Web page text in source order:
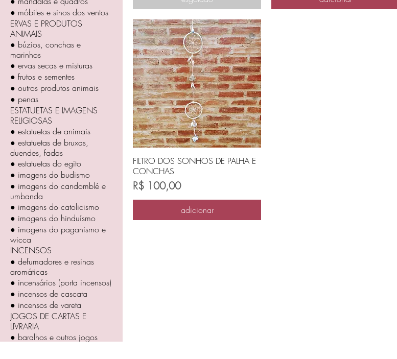
● móbiles e sinos dos ventos
ERVAS E PRODUTOS
ANIMAIS
● búzios, conchas e
marinhos
● ervas secas e misturas
● frutos e sementes
● outros produtos animais
● penas
ESTATUETAS E IMAGENS
RELIGIOSAS
● estatuetas de animais
● estatuetas de bruxas,
duendes, fadas
● estatuetas do egito
● imagens do budismo
● imagens do candomblé e
umbanda
● imagens do catolicismo
● imagens do hinduísmo
● imagens do paganismo e
wicca
INCENSOS
● defumadores e resinas
aromáticas
● incensários (porta incensos)
● incensos de cascata
● incensos de vareta
JOGOS DE CARTAS E
LIVRARIA
● baralhos e outros jogos
FILTRO DOS SONHOS DE PALHA E
CONCHAS
Preço
R$ 100,00
adicionar